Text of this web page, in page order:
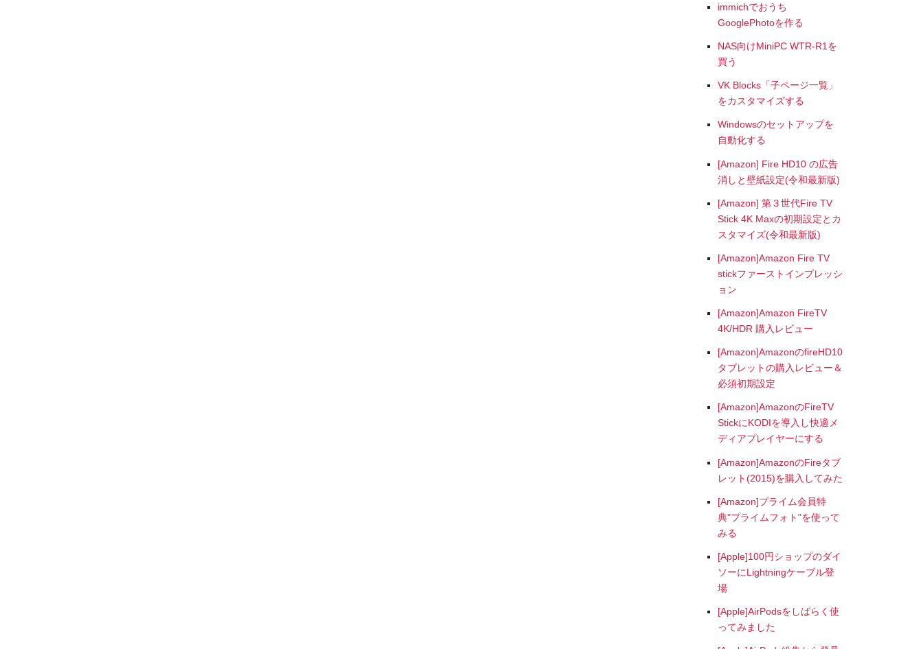
immichでおうち
GooglePhotoを作る
NAS向けMiniPC WTR-R1を
買う
VK Blocks「子ページ一覧」
をカスタマイズする
Windowsのセットアップを
自動化する
[Amazon] Fire HD10 の広告
消しと壁紙設定(令和最新版)
[Amazon] 第３世代Fire TV
Stick 4K Maxの初期設定とカ
スタマイズ(令和最新版)
[Amazon]Amazon Fire TV
stickファーストインプレッシ
ョン
[Amazon]Amazon FireTV
4K/HDR 購入レビュー
[Amazon]AmazonのfireHD10
タブレットの購入レビュー＆
必須初期設定
[Amazon]AmazonのFireTV
StickにKODIを導入し快適メ
ディアプレイヤーにする
[Amazon]AmazonのFireタブ
レット(2015)を購入してみた
[Amazon]プライム会員特
典"プライムフォト"を使って
みる
[Apple]100円ショップのダイ
ソーにLightningケーブル登
場
[Apple]AirPodsをしばらく使
ってみました